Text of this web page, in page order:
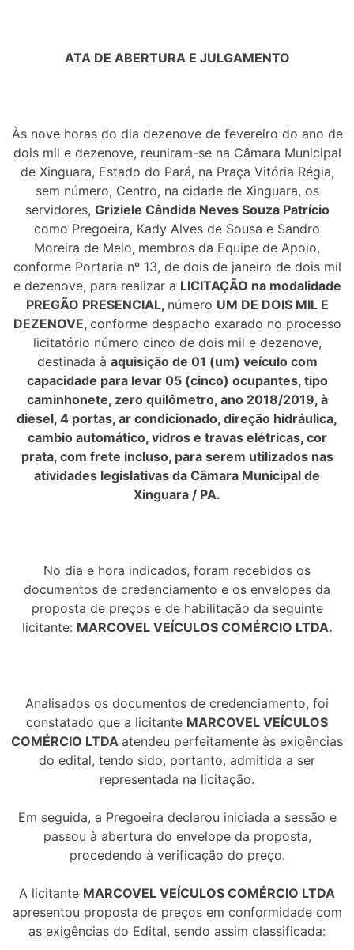
ATA DE ABERTURA E JULGAMENTO
Às nove horas do dia dezenove de fevereiro do ano de
dois mil e dezenove, reuniram-se na Câmara Municipal
de Xinguara, Estado do Pará, na Praça Vitória Régia,
sem número, Centro, na cidade de Xinguara, os
servidores, Griziele Cândida Neves Souza Patrício
como Pregoeira, Kady Alves de Sousa e Sandro
Moreira de Melo, membros da Equipe de Apoio,
conforme Portaria nº 13, de dois de janeiro de dois mil
e dezenove, para realizar a LICITAÇÃO na modalidade
PREGÃO PRESENCIAL, número UM DE DOIS MIL E
DEZENOVE, conforme despacho exarado no processo
licitatório número cinco de dois mil e dezenove,
destinada à aquisição de 01 (um) veículo com
capacidade para levar 05 (cinco) ocupantes, tipo
caminhonete, zero quilômetro, ano 2018/2019, à
diesel, 4 portas, ar condicionado, direção hidráulica,
cambio automático, vidros e travas elétricas, cor
prata, com frete incluso, para serem utilizados nas
atividades legislativas da Câmara Municipal de
Xinguara / PA.
No dia e hora indicados, foram recebidos os
documentos de credenciamento e os envelopes da
proposta de preços e de habilitação da seguinte
licitante: MARCOVEL VEÍCULOS COMÉRCIO LTDA.
Analisados os documentos de credenciamento, foi
constatado que a licitante MARCOVEL VEÍCULOS
COMÉRCIO LTDA atendeu perfeitamente às exigências
do edital, tendo sido, portanto, admitida a ser
representada na licitação.
Em seguida, a Pregoeira declarou iniciada a sessão e
passou à abertura do envelope da proposta,
procedendo à verificação do preço.
A licitante MARCOVEL VEÍCULOS COMÉRCIO LTDA
apresentou proposta de preços em conformidade com
as exigências do Edital, sendo assim classificada: